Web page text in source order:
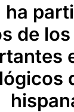
ha
de